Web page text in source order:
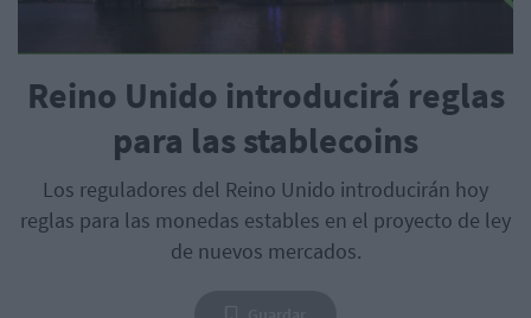
Reino Unido introducirá reglas
para las stablecoins
Los reguladores del Reino Unido introducirán hoy
reglas para las monedas estables en el proyecto de ley
de nuevos mercados.